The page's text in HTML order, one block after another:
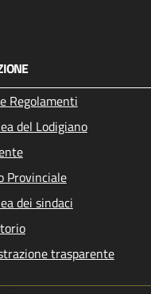
Regolamenti
del Lodigiano
Provinciale
dei sindaci
trasparente